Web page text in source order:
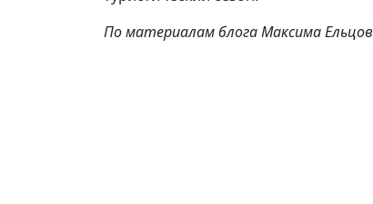
По материалам блога Максима